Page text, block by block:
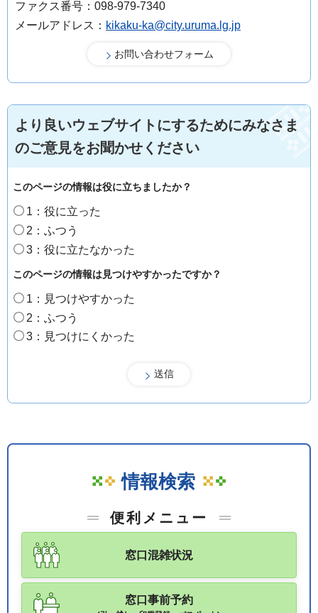
ファクス番号：098-979-7340
メールアドレス： kikaku-ka@city.uruma.lg.jp
より良いウェブサイトにするためにみなさま
のご意見をお聞かせください
このページの情報は役に立ちましたか？
1：役に立った
2：ふつう
3：役に立たなかった
このページの情報は見つけやすかったですか？
1：見つけやすかった
2：ふつう
3：見つけにくかった
情報検索
便利メニュー
窓口混雑状況
窓口事前予約